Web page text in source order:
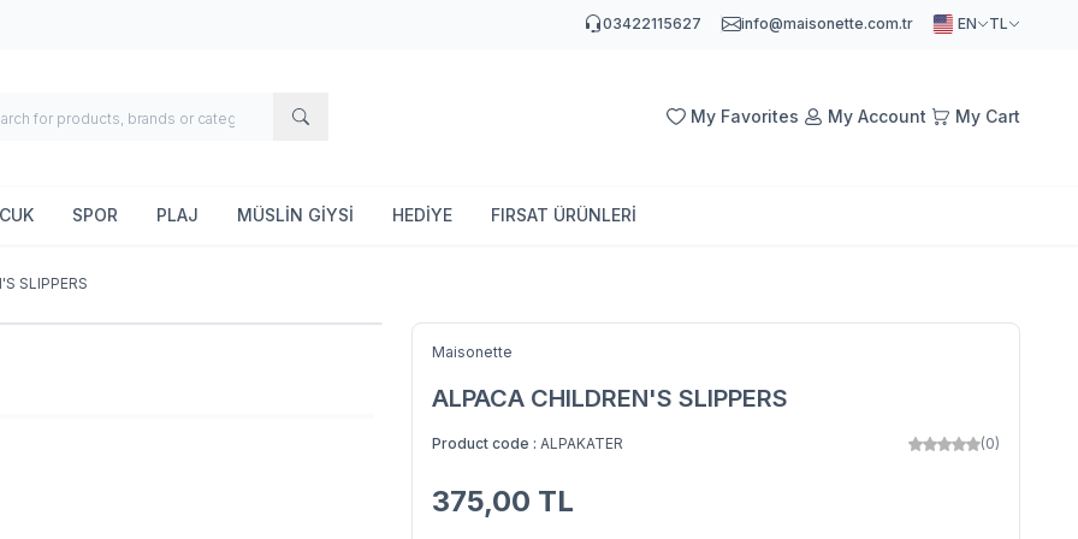
03422115627 info@maisonette.com.tr EN TL
My Favorites My Account My Cart
SPOR PLAJ MÜSLİN GİYSİ HEDİYE FIRSAT ÜRÜNLERİ
SLIPPERS
Maisonette
ALPACA CHILDREN'S SLIPPERS
Product code : ALPAKATER (0)
375,00 TL